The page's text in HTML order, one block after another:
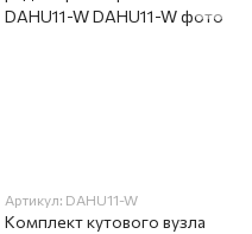
Артикул: DAHU11-W
Комплект кутового вузла